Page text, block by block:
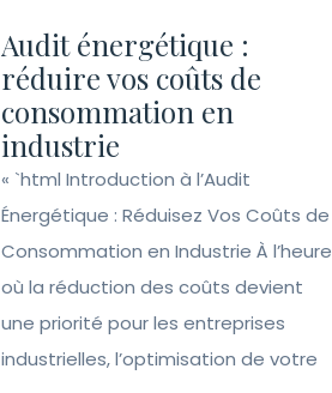
Audit énergétique :
réduire vos coûts de
consommation en
industrie
« `html Introduction à l’Audit
Énergétique : Réduisez Vos Coûts de
Consommation en Industrie À l’heure
où la réduction des coûts devient
une priorité pour les entreprises
industrielles, l’optimisation de votre